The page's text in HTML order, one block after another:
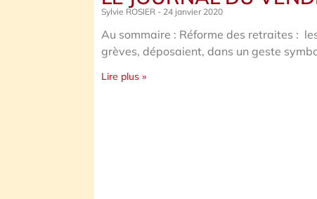
Sylvie ROSIER 24 janvier 2020
Au sommaire : Réforme des retraites :
grèves, déposaient, dans un geste
Lire plus »